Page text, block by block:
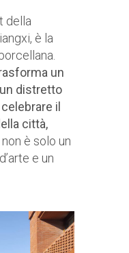
della
è la
un
distretto
il
città,
è solo un
e un